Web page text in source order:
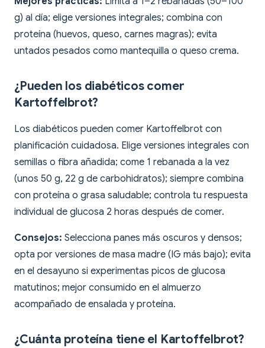
g) al día; elige versiones integrales; combina con
proteína (huevos, queso, carnes magras); evita
untados pesados como mantequilla o queso crema.
¿Pueden los diabéticos comer
Kartoffelbrot?
Los diabéticos pueden comer Kartoffelbrot con
planificación cuidadosa. Elige versiones integrales con
semillas o fibra añadida; come 1 rebanada a la vez
(unos 50 g, 22 g de carbohidratos); siempre combina
con proteína o grasa saludable; controla tu respuesta
individual de glucosa 2 horas después de comer.
Consejos: Selecciona panes más oscuros y densos;
opta por versiones de masa madre (IG más bajo); evita
en el desayuno si experimentas picos de glucosa
matutinos; mejor consumido en el almuerzo
acompañado de ensalada y proteína.
¿Cuánta proteína tiene el Kartoffelbrot?